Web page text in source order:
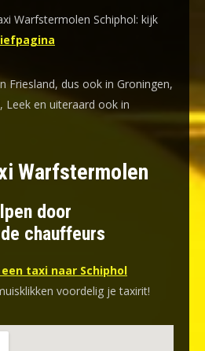
Warfstermolen Schiphol: kijk
Friesland, dus ook in Groningen,
Leek en uiteraard ook in
Warfstermolen
door
chauffeurs
taxi naar Schiphol
voordelig je taxirit!